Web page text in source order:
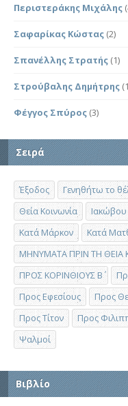
Περιστεράκης Μιχάλης
Σαφαρίκας Κώστας (2)
Σπανέλλης Στρατής (1)
Στρούβαλης Δημήτρης
Φέγγος Σπύρος (3)
Σειρά
Έξοδος Γενηθήτω το
Θεία Κοινωνία
Ιακώβου
Κατά Μάρκον
Κατά
ΜΗΝΥΜΑΤΑ ΠΡΙΝ ΤΗ ΘΕΙΑ
ΠΡΟΣ ΚΟΡΙΝΘΙΟΥΣ Β΄
Προς Εφεσίους
Προς
Προς Τίτον
Προς
Ψαλμοί
Βιβλίο